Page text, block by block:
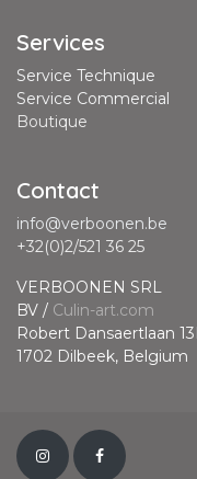
Services
Service Technique
Service Commercial
Boutique
Contact
info@verboonen.be
+32(0)2/521 36 25
VERBOONEN SRL
BV / Culin-art.com
Robert Dansaertlaan
1702 Dilbeek, Belgium